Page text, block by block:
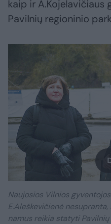
kaip ir A.Kojelavičiaus
Pavilnių regioninio
Naujosios Vilnios
E.Aleškevičienė
namus reikia statyti